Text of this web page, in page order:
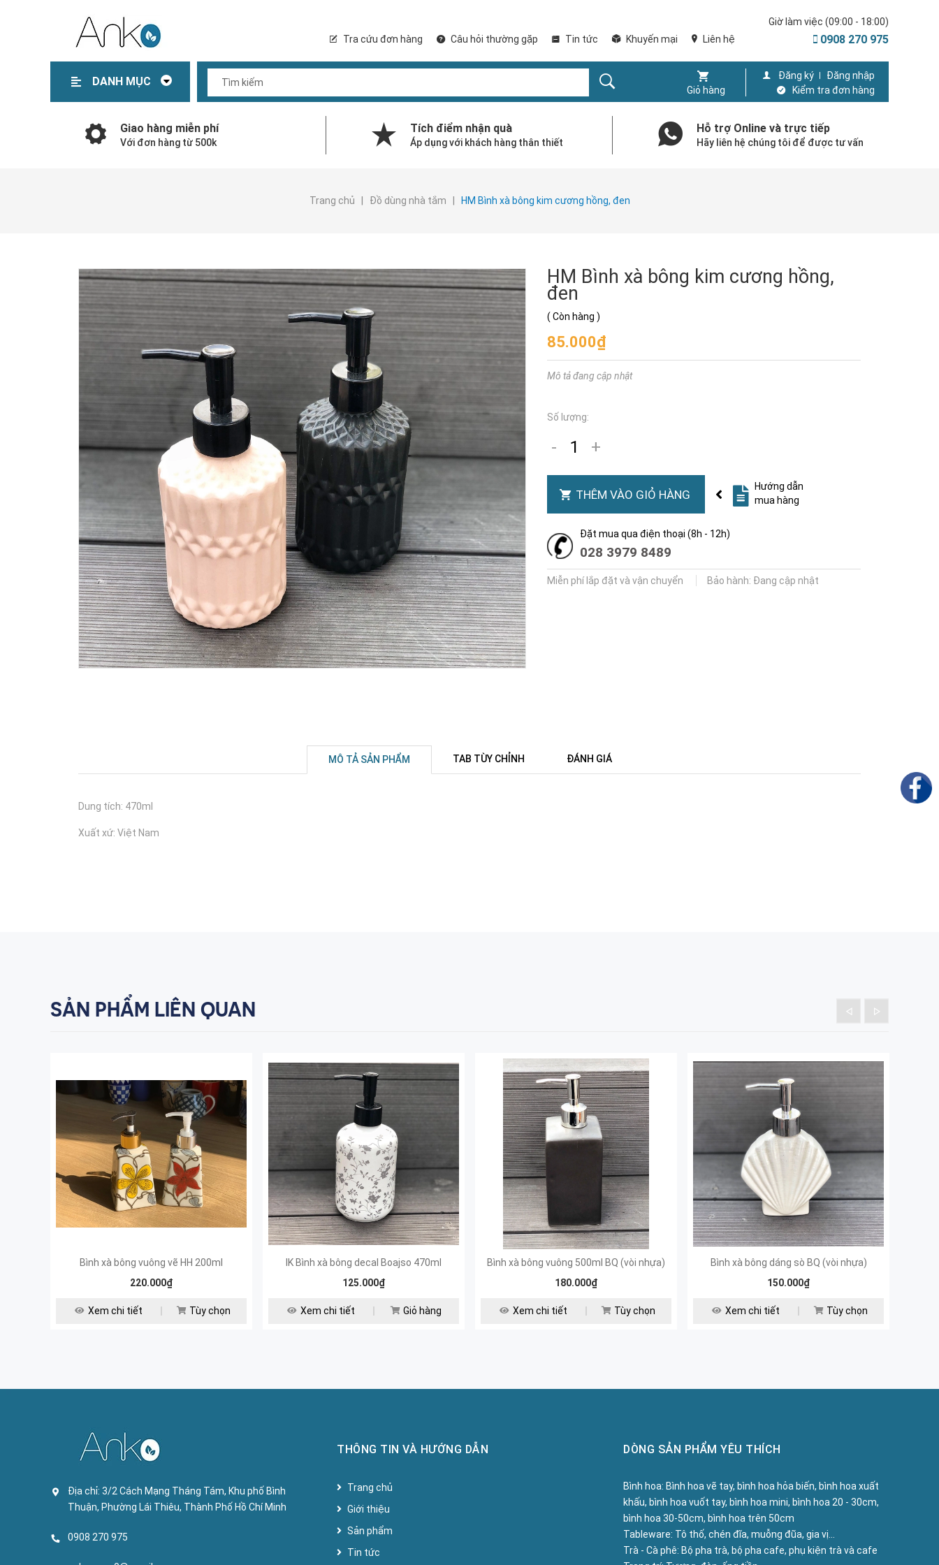
Tra cứu đơn hàng Câu hỏi thường gặp Tin tức Khuyến mại Liên hệ
Giờ làm việc (09:00 - 18:00)
0908 270 975
DANH MỤC
Giỏ hàng
Đăng ký
Đăng nhập
Kiểm tra đơn hàng
Giao hàng miễn phí
Với đơn hàng từ 500k
Tích điểm nhận quà
Áp dụng với khách hàng thân thiết
Hỗ trợ Online và trực tiếp
Hãy liên hệ chúng tôi để được tư vấn
Trang chủ Đồ dùng nhà tắm HM Bình xà bông kim cương hồng, đen
HM Bình xà bông kim cương hồng,
đen
( Còn hàng )
85.000₫
Mô tả đang cập nhật
Số lượng:
- +
THÊM VÀO GIỎ HÀNG
Hướng dẫn
mua hàng
Đặt mua qua điện thoại (8h - 12h)
028 3979 8489
Miễn phí lắp đặt và vận chuyển Bảo hành: Đang cập nhật
MÔ TẢ SẢN PHẨM TAB TÙY CHỈNH ĐÁNH GIÁ
Dung tích: 470ml
Xuất xứ: Việt Nam
SẢN PHẨM LIÊN QUAN
Bình xà bông vuông vẽ HH 200ml
220.000₫
Xem chi tiết Tùy chọn
IK Bình xà bông decal Boajso 470ml
125.000₫
Xem chi tiết Giỏ hàng
Bình xà bông vuông 500ml BQ (vòi nhựa)
180.000₫
Xem chi tiết Tùy chọn
Bình xà bông dáng sò BQ (vòi nhựa)
150.000₫
Xem chi tiết Tùy chọn
Địa chỉ: 3/2 Cách Mạng Tháng Tám, Khu phố Bình
Thuận, Phường Lái Thiêu, Thành Phố Hồ Chí Minh
0908 270 975
THÔNG TIN VÀ HƯỚNG DẪN
Trang chủ
Giới thiệu
Sản phẩm
Tin tức
DÒNG SẢN PHẨM YÊU THÍCH
Bình hoa: Bình hoa vẽ tay, bình hoa hỏa biến, bình hoa xuất
khấu, bình hoa vuốt tay, bình hoa mini, bình hoa 20 - 30cm,
bình hoa 30-50cm, bình hoa trên 50cm
Tableware: Tô thố, chén đĩa, muỗng đũa, gia vị...
Trà - Cà phê: Bộ pha trà, bộ pha cafe, phụ kiện trà và cafe